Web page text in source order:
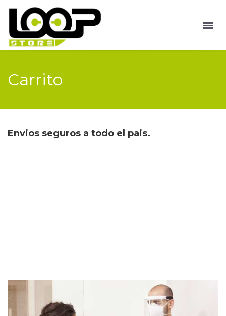
Carrito
Envios seguros a todo el pais.